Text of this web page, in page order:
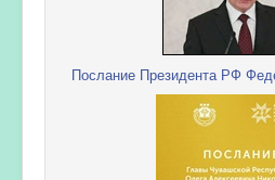
Послание Президента РФ